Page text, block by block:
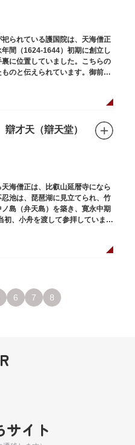
られている護国院は、天海僧正
間（1624-1644）初期に創立し
に位置していました。こちらの
のと伝えられています。御前立
ます。
才天（辯天堂）
海僧正は、比叡山延暦寺になら
池は、琵琶湖に見立てられ、竹
島（弁天島）を築き、寛永中期
初、小舟を渡して参拝していまし
6 7 8
サイト